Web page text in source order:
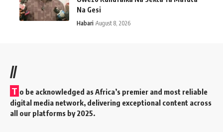
Na Gesi
Habari August 8, 2026
//
T o be acknowledged as Africa’s premier and most reliable
digital media network, delivering exceptional content across
all our platforms by 2025.